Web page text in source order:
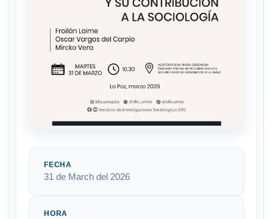
FECHA
31 de March del 2026
HORA